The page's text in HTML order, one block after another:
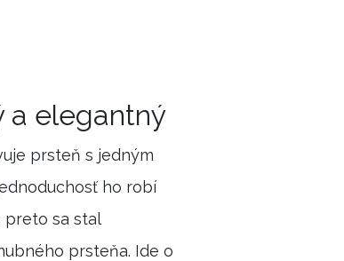
a elegantný
prsteň s jedným
ho robí
preto sa stal
prsteňa. Ide o